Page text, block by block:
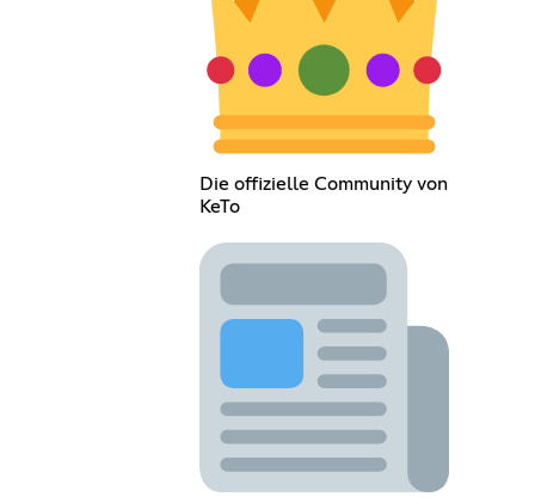
Die offizielle Community von
KeTo